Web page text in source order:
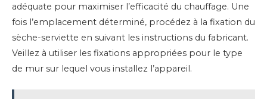
adéquate pour maximiser l’efficacité du chauffage. Une
fois l’emplacement déterminé, procédez à la fixation du
sèche-serviette en suivant les instructions du fabricant.
Veillez à utiliser les fixations appropriées pour le type
de mur sur lequel vous installez l’appareil.